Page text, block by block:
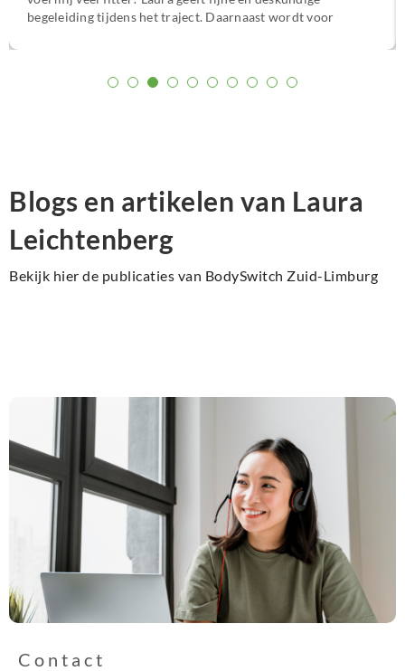
begeleiding tijdens het traject. Daarnaast wordt voor
Blogs en artikelen van Laura
Leichtenberg
Bekijk hier de publicaties van BodySwitch Zuid-Limburg
Contact